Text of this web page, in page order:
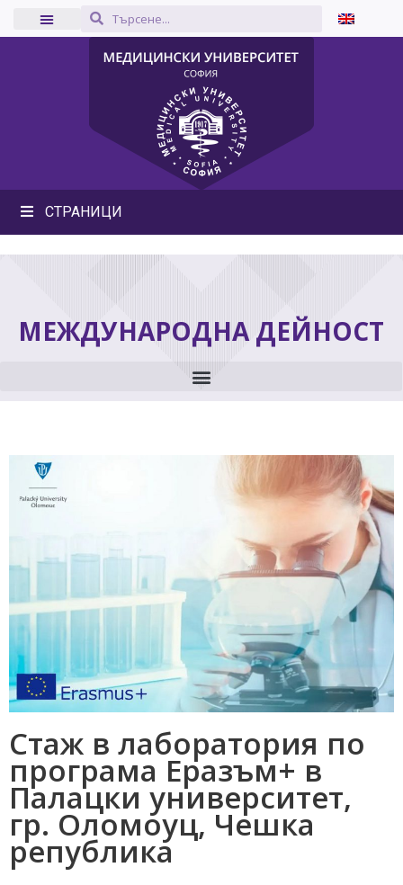
СТРАНИЦИ
МЕЖДУНАРОДНА ДЕЙНОСТ
Стаж в лаборатория по
програма Еразъм+ в
Палацки университет,
гр. Оломоуц, Чешка
република